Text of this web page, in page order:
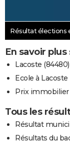
Résultat élections
En savoir
Lacoste (84480)
Ecole à Lacoste
Prix immobilier
Tous les
Résultat
Résultats du